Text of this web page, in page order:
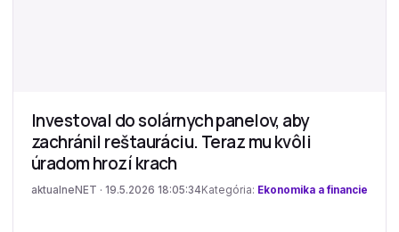
Investoval do solárnych panelov, aby
zachránil reštauráciu. Teraz mu kvôli
úradom hrozí krach
aktualneNET · 19.5.2026 18:05:34 Kategória: Ekonomika a financie